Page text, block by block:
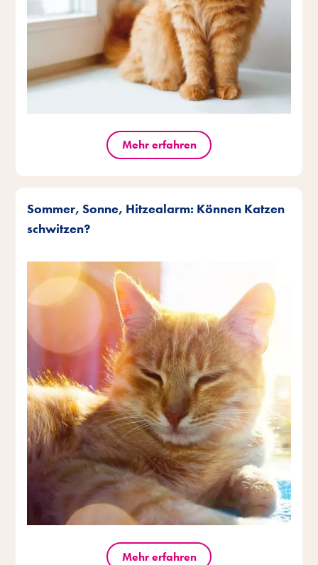
Mehr erfahren
Sommer, Sonne, Hitzealarm: Können Katzen
schwitzen?
Mehr erfahren